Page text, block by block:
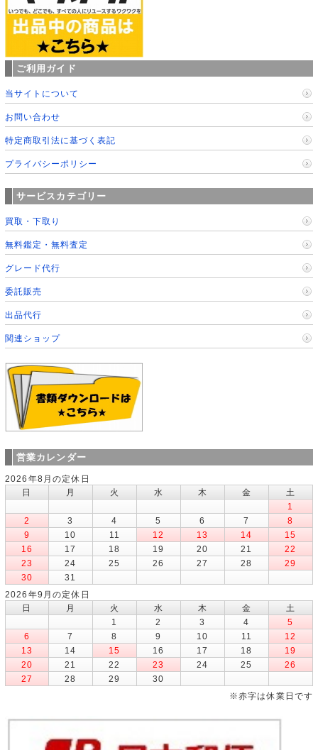
ご利用ガイド
当サイトについて
お問い合わせ
特定商取引法に基づく表記
プライバシーポリシー
サービスカテゴリー
買取・下取り
無料鑑定・無料査定
グレード代行
委託販売
出品代行
関連ショップ
営業カレンダー
2026年8月の定休日
日
月 火 水 木 金
土
1
2
3 4 5 6 7
8
9
10 11 12 13 14
15
16
17 18 19 20 21
22
23
24 25 26 27 28
29
30
31
2026年9月の定休日
日
月 火 水 木 金
土
1
2 3 4
5
6
7 8 9 10 11
12
13
14 15 16 17 18
19
20
21 22 23 24 25
26
27
28 29
30
※赤字は休業日です